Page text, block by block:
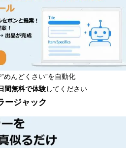
めんどくさい”を自動化
間無料で体験してください
ージャック